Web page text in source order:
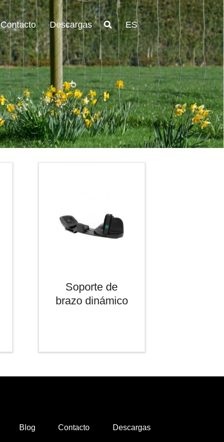
Contacto Descargas ES
Soporte de
brazo dinámico
Blog Contacto Descargas